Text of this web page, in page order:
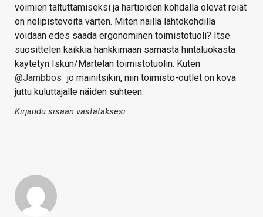
voimien taltuttamiseksi ja hartioiden kohdalla olevat reiät
on nelipistevöitä varten. Miten näillä lähtökohdilla
voidaan edes saada ergonominen toimistotuoli? Itse
suosittelen kaikkia hankkimaan samasta hintaluokasta
käytetyn Iskun/Martelan toimistotuolin. Kuten
@Jambbos jo mainitsikin, niin toimisto-outlet on kova
juttu kuluttajalle näiden suhteen.
Kirjaudu sisään vastataksesi